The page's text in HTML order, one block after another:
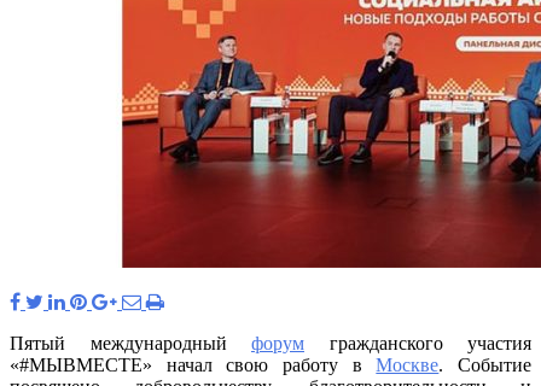
Пятый международный форум гражданского участия
«#МЫВМЕСТЕ» начал свою работу вМоскве. Событие